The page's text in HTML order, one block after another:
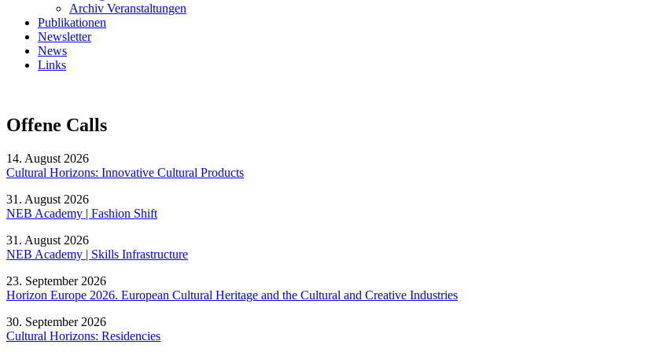
Archiv Veranstaltungen
Publikationen
Newsletter
News
Links
Offene Calls
14. August 2026
Cultural Horizons: Innovative Cultural Products
31. August 2026
NEB Academy | Fashion Shift
31. August 2026
NEB Academy | Skills Infrastructure
23. September 2026
Horizon Europe 2026. European Cultural Heritage and the Cultural and Creative Industries
30. September 2026
Cultural Horizons: Residencies